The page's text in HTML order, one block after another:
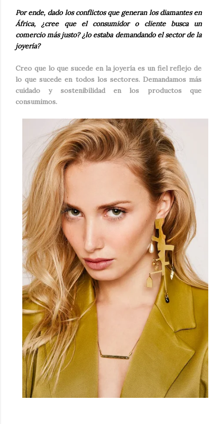
Por ende, dado los conflictos que generan los diamantes en
África, ¿cree que el consumidor o cliente busca un
comercio más justo? ¿lo estaba demandando el sector de la
joyería?
Creo que lo que sucede en la joyería es un fiel reflejo de
lo que sucede en todos los sectores. Demandamos más
cuidado y sostenibilidad en los productos que
consumimos.